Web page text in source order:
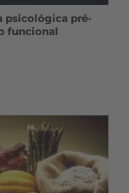
psicológica pré-
funcional